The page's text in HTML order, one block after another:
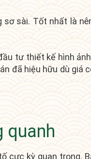
sài. Tốt nhất là
tư thiết kế hình
đã hiệu hữu dù giá
quanh
cực kỳ quan trọng.